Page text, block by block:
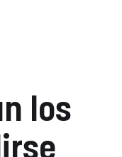
los